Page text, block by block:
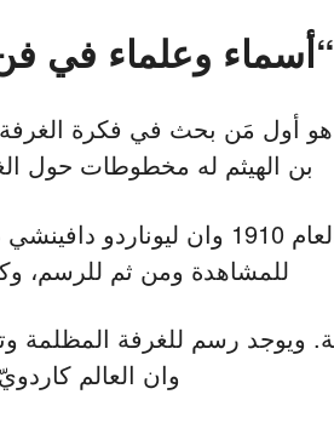
“أسماء وعلماء في
بن الهيثم له مخطوطات حول
لم تعرف إلا في العام 1910 وان
للمشاهدة ومن ثم للرسم،
وان العالم كاردويّ